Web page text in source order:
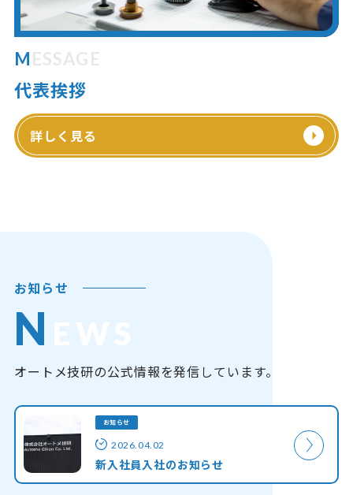
代表挨拶
詳しく見る
お知らせ
N
オートメ技研の公式情報を発信しています。
お知らせ
2026.04.02
新入社員入社のお知らせ